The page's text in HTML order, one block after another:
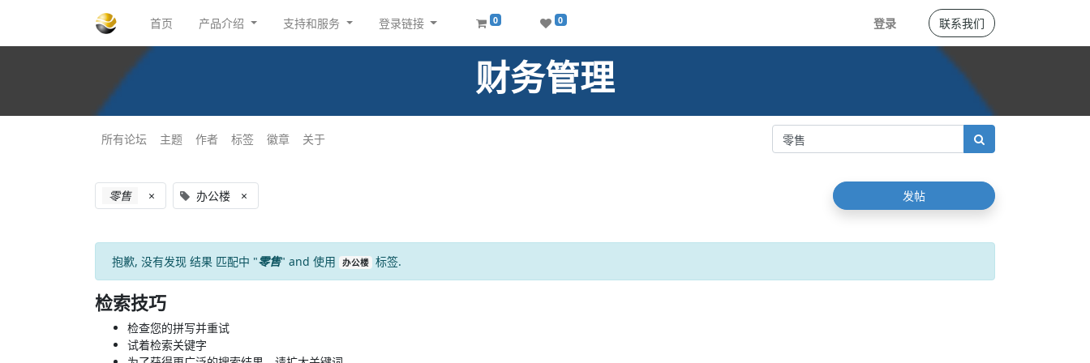
首页 产品介绍 支持和服务 登录链接 0 0 登录 联系我们
财务管理
所有论坛 主题 作者 标签 徽章 关于
零售 × 办公楼 × 发帖
抱歉, 没有发现 结果 匹配中 "零售" and 使用 办公楼 标签.
检索技巧
检查您的拼写并重试
试着检索关键字